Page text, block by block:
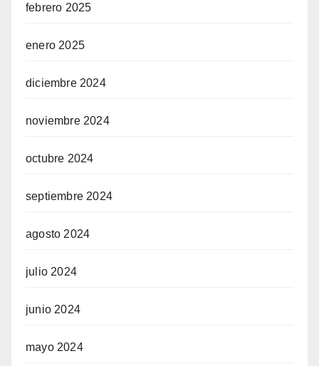
febrero 2025
enero 2025
diciembre 2024
noviembre 2024
octubre 2024
septiembre 2024
agosto 2024
julio 2024
junio 2024
mayo 2024